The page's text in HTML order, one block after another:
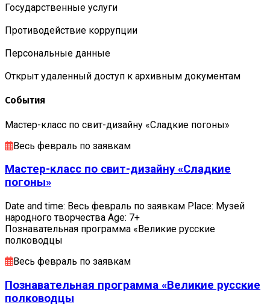
Государственные услуги
Противодействие коррупции
Персональные данные
Открыт удаленный доступ к архивным документам
События
Мастер-класс по свит-дизайну «Сладкие погоны»
Весь февраль по заявкам
Мастер-класс по свит-дизайну «Сладкие
погоны»
Date and time: Весь февраль по заявкам Place: Музей
народного творчества Age: 7+
Познавательная программа «Великие русские
полководцы
Весь февраль по заявкам
Познавательная программа «Великие русские
полководцы